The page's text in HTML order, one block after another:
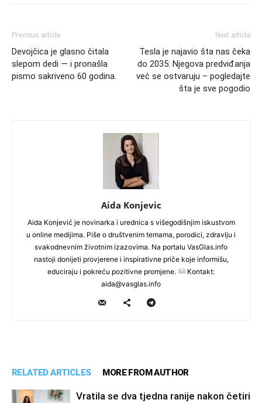
Previous article
Devojčica je glasno čitala
slepom dedi — i pronašla
pismo sakriveno 60 godina.
Next article
Tesla je najavio šta nas čeka
do 2035: Njegova predviđanja
već se ostvaruju – pogledajte
šta je sve pogodio
Aida Konjevic
Aida Konjević je novinarka i urednica s višegodišnjim iskustvom
u online medijima. Piše o društvenim temama, porodici, zdravlju i
svakodnevnim životnim izazovima. Na portalu VasGlas.info
nastoji donijeti provjerene i inspirativne priče koje informišu,
educiraju i pokreću pozitivne promjene.
Kontakt:
aida@vasglas.info
RELATED ARTICLES MORE FROM AUTHOR
Vratila se dva tjedna ranije nakon četiri